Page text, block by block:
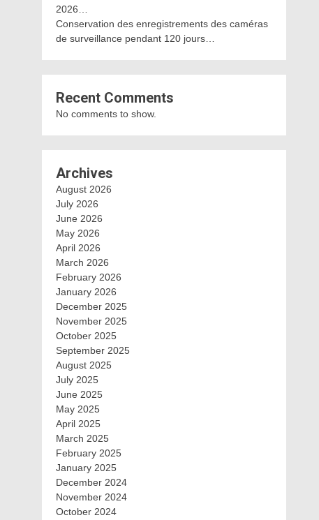
2026…
Conservation des enregistrements des caméras
de surveillance pendant 120 jours…
Recent Comments
No comments to show.
Archives
August 2026
July 2026
June 2026
May 2026
April 2026
March 2026
February 2026
January 2026
December 2025
November 2025
October 2025
September 2025
August 2025
July 2025
June 2025
May 2025
April 2025
March 2025
February 2025
January 2025
December 2024
November 2024
October 2024